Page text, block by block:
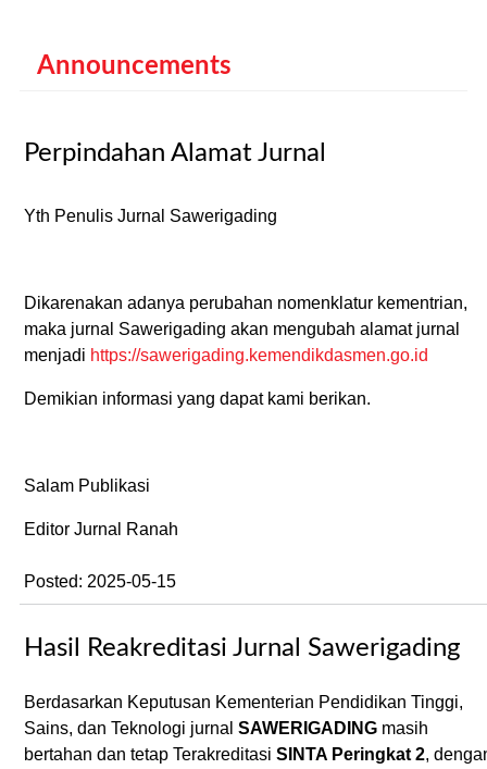
Announcements
Perpindahan Alamat Jurnal
Yth Penulis Jurnal Sawerigading
Dikarenakan adanya perubahan nomenklatur kementrian,
maka jurnal Sawerigading akan mengubah alamat jurnal
menjadi https://sawerigading.kemendikdasmen.go.id
Demikian informasi yang dapat kami berikan.
Salam Publikasi
Editor Jurnal Ranah
Posted: 2025-05-15
Hasil Reakreditasi Jurnal Sawerigading
Berdasarkan Keputusan Kementerian Pendidikan Tinggi,
Sains, dan Teknologi jurnal SAWERIGADINGmasih
bertahan dan tetap Terakreditasi SINTA Peringkat 2,